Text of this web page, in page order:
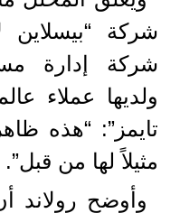
شركة “بيسلاين
شركة إدارة
ولديها عملاء
تايمز”: “هذه
مثيلاً لها من قبل”.
وأوضح رولاند أن